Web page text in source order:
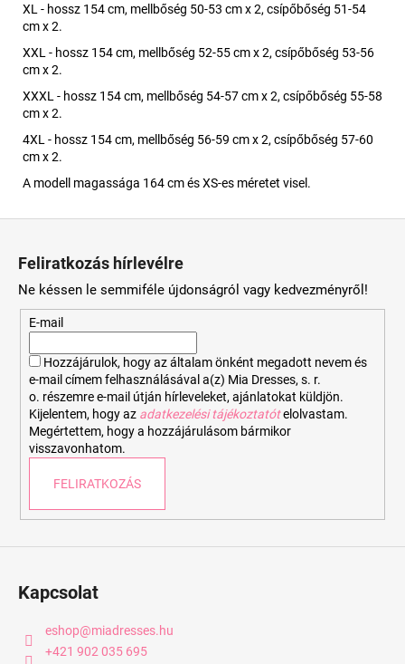
XL - hossz 154 cm, mellbőség 50-53 cm x 2, csípőbőség 51-54
cm x 2.
XXL - hossz 154 cm, mellbőség 52-55 cm x 2, csípőbőség 53-56
cm x 2.
XXXL - hossz 154 cm, mellbőség 54-57 cm x 2, csípőbőség 55-58
cm x 2.
4XL - hossz 154 cm, mellbőség 56-59 cm x 2, csípőbőség 57-60
cm x 2.
A modell magassága 164 cm és XS-es méretet visel.
Feliratkozás hírlevélre
Ne késsen le semmiféle újdonságról vagy kedvezményről!
E-mail
Hozzájárulok, hogy az általam önként megadott nevem és
e-mail címem felhasználásával a(z) Mia Dresses, s. r.
o. részemre e-mail útján hírleveleket, ajánlatokat küldjön.
Kijelentem, hogy az adatkezelési tájékoztatót elolvastam.
Megértettem, hogy a hozzájárulásom bármikor
visszavonhatom.
FELIRATKOZÁS
Kapcsolat
eshop@miadresses.hu
+421 902 035 695